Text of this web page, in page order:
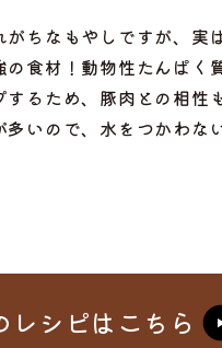
がちなもやしですが、実
食材！動物性たんぱく
するため、豚肉との相性
多いので、水をつかわな
レシピはこちら